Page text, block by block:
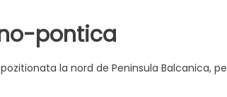
pontica
la nord de Peninsula Balcanica, pe